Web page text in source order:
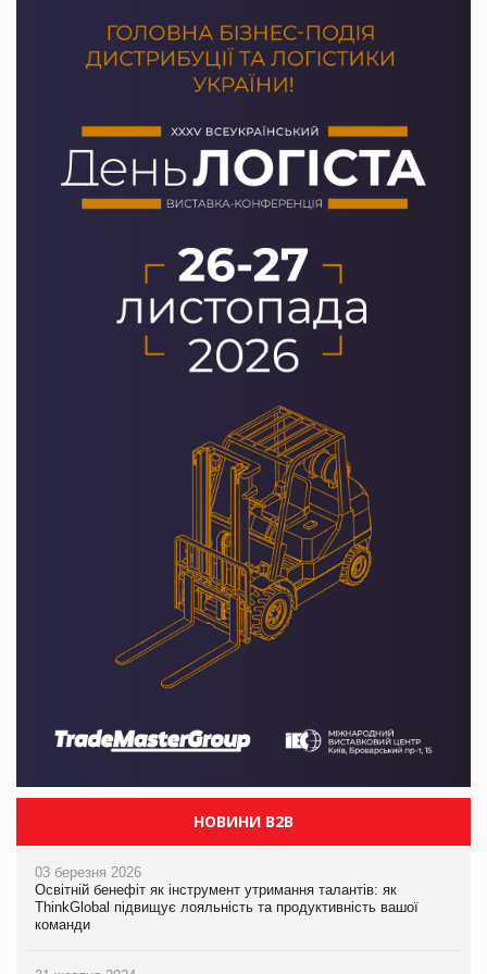
НОВИНИ B2B
03 березня 2026
Освітній бенефіт як інструмент утримання талантів: як
ThinkGlobal підвищує лояльність та продуктивність вашої
команди